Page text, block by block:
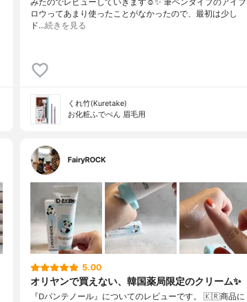
みたのでレビューしていきます☺️✨ 筆ペンタイプのアイブ
ロウってあまり使ったことがなかったので、最初は少し
ド…続きを見る
くれ竹(Kuretake)
お化粧ふでぺん 眉毛用
FairyROCK
5.00
オリヤンで買えない、韓国薬局限定のクリーム✨
『Dパンテノール』についてのレビューです。 🇰🇷商品に